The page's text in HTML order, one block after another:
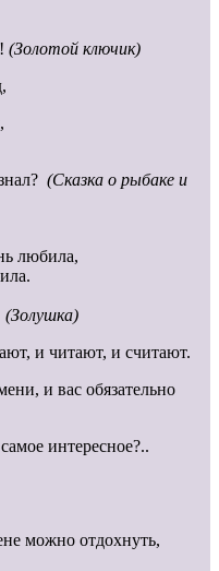
(Золотой ключик)
(Сказка о рыбаке и
любила,
(Золушка)
и читают, и считают.
вас обязательно
интересное?..
можно отдохнуть,